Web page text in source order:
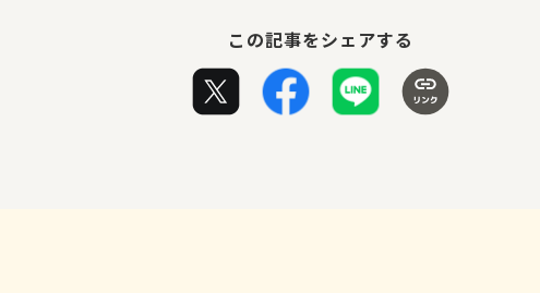
この記事をシェアする